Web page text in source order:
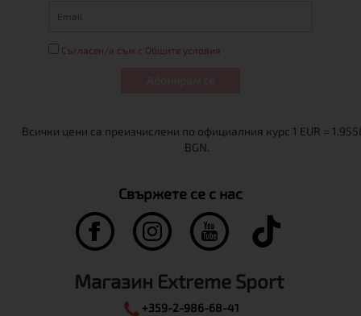
Съгласен/а съм с Общите условия
Свържете се с нас
Магазин Extreme Sport
+359-2-986-68-41